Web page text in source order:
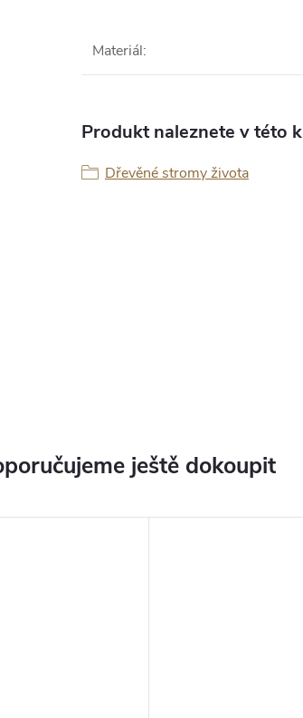
Materiál:
Produkt naleznete v této
Dřevěné stromy života
ještě dokoupit